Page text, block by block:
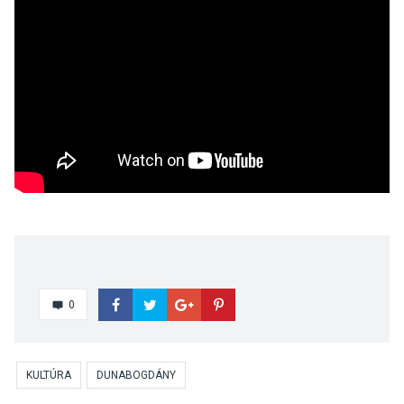
0
KULTÚRA DUNABOGDÁNY